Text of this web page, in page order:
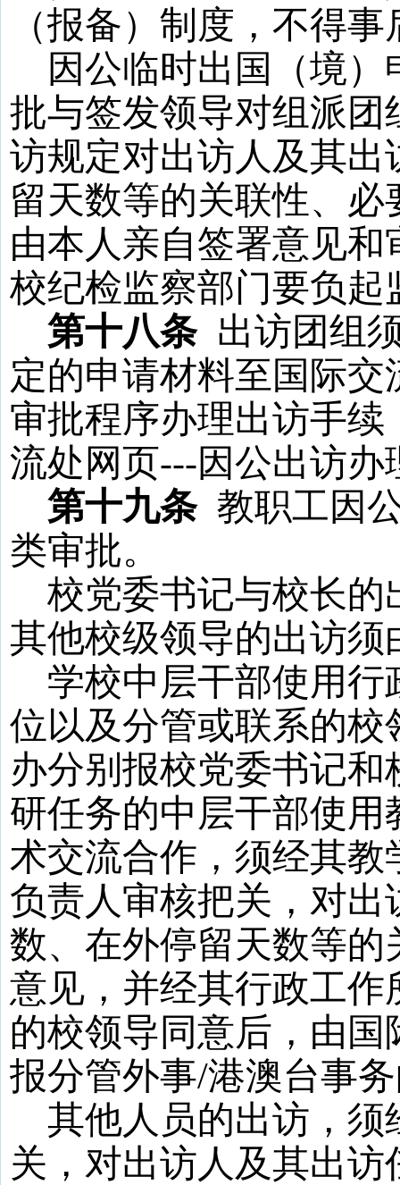
（报备）制度，不得
因公临时出国（境
批与签发领导对组派
访规定对出访人及其
留天数等的关联性、
由本人亲自签署意见
校纪检监察部门要负起
第十八条 出访团组
定的申请材料至国际交
审批程序办理出访手
流处网页---因公出访办
第十九条 教职工因
类审批。
校党委书记与校长
其他校级领导的出访
学校中层干部使用
位以及分管或联系的
办分别报校党委书记
研任务的中层干部使
术交流合作，须经其
负责人审核把关，对
数、在外停留天数等
意见，并经其行政工
的校领导同意后，由国
报分管外事/港澳台事
其他人员的出访，
关，对出访人及其出